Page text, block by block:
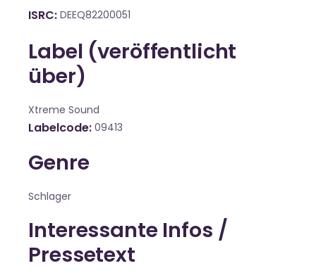
ISRC DEEQ82200051
Label (veröffentlicht
über)
Xtreme Sound
Labelcode 09413
Genre
Schlager
Interessante Infos /
Pressetext